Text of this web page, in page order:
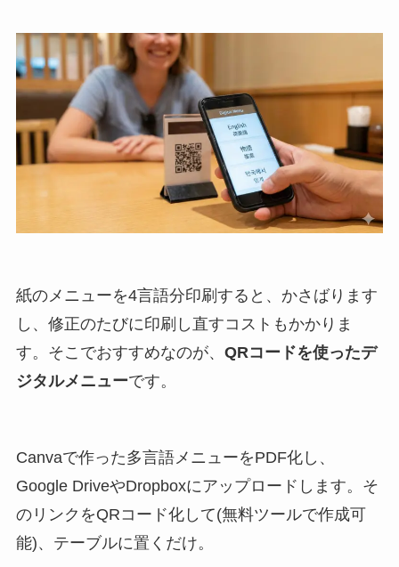
紙のメニューを4言語分印刷すると、かさばります
し、修正のたびに印刷し直すコストもかかりま
す。そこでおすすめなのが、 QRコードを使ったデ
ジタルメニューです。
Canvaで作った多言語メニューをPDF化し、
Google DriveやDropboxにアップロードします。そ
のリンクをQRコード化して(無料ツールで作成可
能)、テーブルに置くだけ。